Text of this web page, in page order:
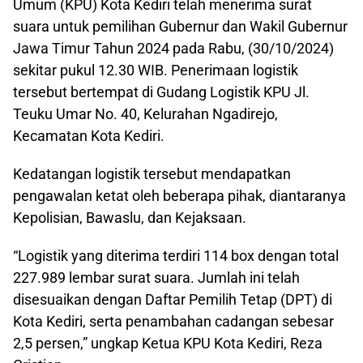
Umum (KPU) Kota Kediri telah menerima surat
suara untuk pemilihan Gubernur dan Wakil Gubernur
Jawa Timur Tahun 2024 pada Rabu, (30/10/2024)
sekitar pukul 12.30 WIB. Penerimaan logistik
tersebut bertempat di Gudang Logistik KPU Jl.
Teuku Umar No. 40, Kelurahan Ngadirejo,
Kecamatan Kota Kediri.
Kedatangan logistik tersebut mendapatkan
pengawalan ketat oleh beberapa pihak, diantaranya
Kepolisian, Bawaslu, dan Kejaksaan.
“Logistik yang diterima terdiri 114 box dengan total
227.989 lembar surat suara. Jumlah ini telah
disesuaikan dengan Daftar Pemilih Tetap (DPT) di
Kota Kediri, serta penambahan cadangan sebesar
2,5 persen,” ungkap Ketua KPU Kota Kediri, Reza